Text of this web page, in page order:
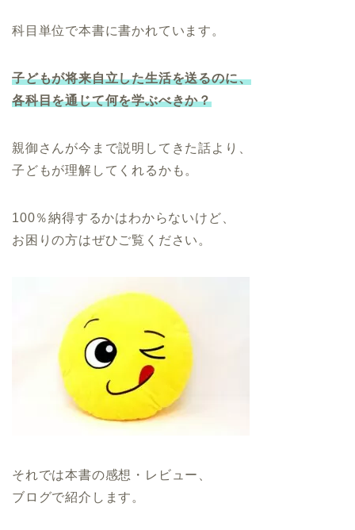
科目単位で本書に書かれています。
子どもが将来自立した生活を送るのに、
各科目を通じて何を学ぶべきか？
親御さんが今まで説明してきた話より、
子どもが理解してくれるかも。
100％納得するかはわからないけど、
お困りの方はぜひご覧ください。
それでは本書の感想・レビュー、
ブログで紹介します。